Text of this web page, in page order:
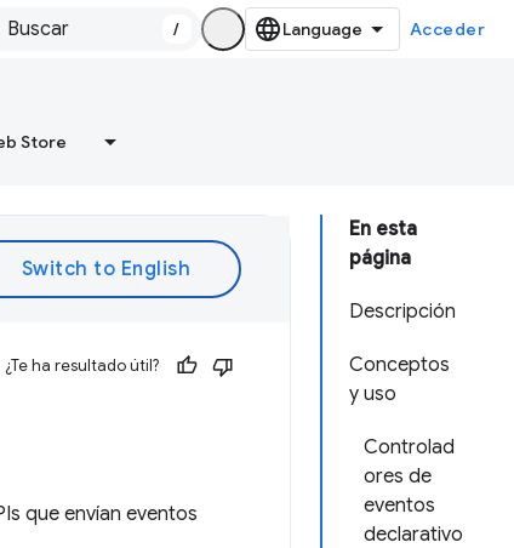
/ Acceder
Store
En esta
página
Descripción
Conceptos
y uso
Controlad
ores de
eventos
declarativo
¿Te ha resultado útil?
que envían eventos